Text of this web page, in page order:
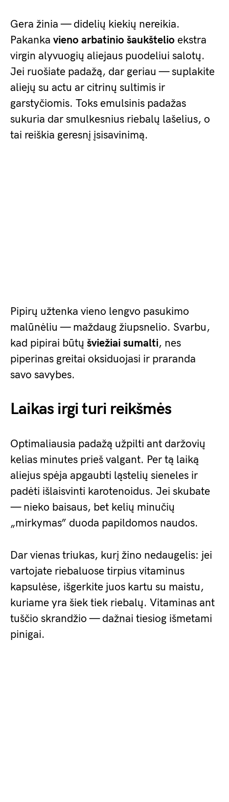
Gera žinia — didelių kiekių nereikia.
Pakanka vieno arbatinio šaukštelio ekstra
virgin alyvuogių aliejaus puodeliui salotų.
Jei ruošiate padažą, dar geriau — suplakite
aliejų su actu ar citrinų sultimis ir
garstyčiomis. Toks emulsinis padažas
sukuria dar smulkesnius riebalų lašelius, o
tai reiškia geresnį įsisavinimą.
Pipirų užtenka vieno lengvo pasukimo
malūnėliu — maždaug žiupsnelio. Svarbu,
kad pipirai būtų šviežiai sumalti, nes
piperinas greitai oksiduojasi ir praranda
savo savybes.
Laikas irgi turi reikšmės
Optimaliausia padažą užpilti ant daržovių
kelias minutes prieš valgant. Per tą laiką
aliejus spėja apgaubti ląstelių sieneles ir
padėti išlaisvinti karotenoidus. Jei skubate
— nieko baisaus, bet kelių minučių
„mirkymas” duoda papildomos naudos.
Dar vienas triukas, kurį žino nedaugelis: jei
vartojate riebaluose tirpius vitaminus
kapsulėse, išgerkite juos kartu su maistu,
kuriame yra šiek tiek riebalų. Vitaminas ant
tuščio skrandžio — dažnai tiesiog išmetami
pinigai.